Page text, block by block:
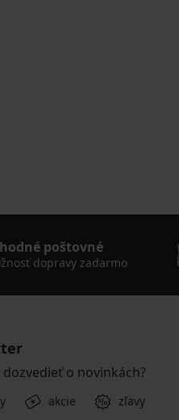
poštovné
dopravy zadarmo
dozvedieť o novinkách?
akcie zľavy